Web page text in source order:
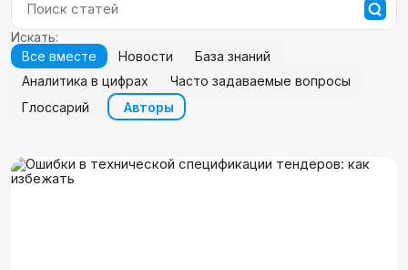
Искать:
Все вместе
Новости
База знаний
Аналитика в цифрах
Часто задаваемые вопросы
Глоссарий
Авторы